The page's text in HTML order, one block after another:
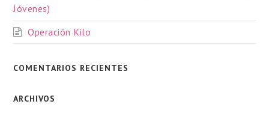
Jóvenes)
Operación Kilo
COMENTARIOS RECIENTES
ARCHIVOS